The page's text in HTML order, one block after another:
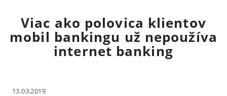
Viac ako polovica klientov
mobil bankingu už nepoužíva
internet banking
13.03.2019